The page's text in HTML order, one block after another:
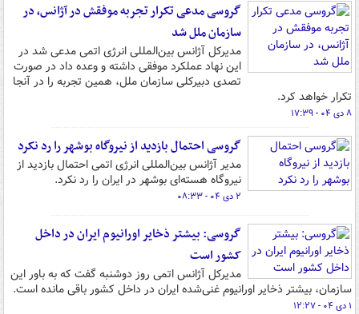
گروسی مدعی تکرار تجربه موفقش در آژانس، در
سازمان ملل شد
مدیرکل آژانس بین‌المللی انرژی اتمی مدعی شد در
این نهاد عملکرد موفقی داشته و وعده داد در صورت
تصدی دبیرکلی سازمان ملل، همین تجربه را در آنجا
تکرار خواهد کرد.
۸ دی ۰۴ - ۱۷:۳۹
گروسی احتمال بازدید از نیروگاه بوشهر را رد نکرد
مدیر آژانس بین‌المللی انرژی اتمی احتمال بازدید از
نیروگاه هسته‌ای بوشهر در ایران را رد نکرد.
۲ دی ۰۴ - ۰۸:۳۳
گروسی: بیشتر ذخایر اورانیوم ایران در داخل
کشور است
مدیرکل آژانس اتمی روز دوشنبه گفت که به باور این
سازمان، بیشتر ذخایر اورانیوم غنی‌شده ایران در داخل کشور باقی مانده است.
۱ دی ۰۴ - ۱۲:۲۷